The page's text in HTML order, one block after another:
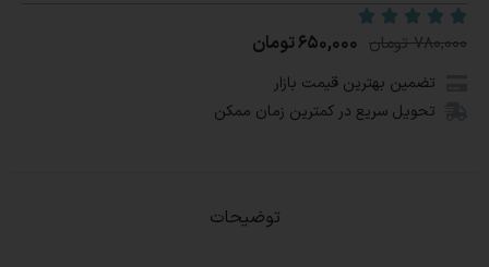
۷۸۰,۰۰۰ تومان ۶۵۰,۰۰۰تومان
تضمین بهترین قیمت بازار
تحویل سریع در کمترین زمان ممکن
توضیحات